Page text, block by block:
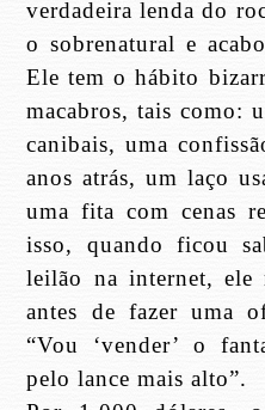
verdadeira lenda do
o sobrenatural e
Ele tem o hábito
macabros, tais como:
canibais, uma
anos atrás, um laço
uma fita com cenas
isso, quando ficou
leilão na internet, ele
antes de fazer uma
“Vou ‘vender’ o
pelo lance mais alto”.